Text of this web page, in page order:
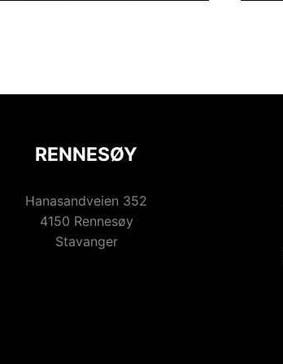
RENNESØY
Hanasandveien 352
4150 Rennesøy
Stavanger